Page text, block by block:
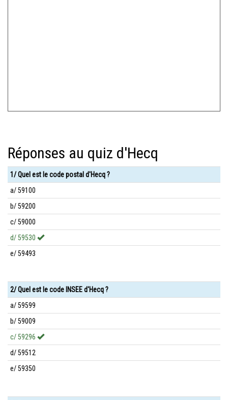
Réponses au quiz d'Hecq
1/ Quel est le code postal d'Hecq ?
a/ 59100
b/ 59200
c/ 59000
d/ 59530
e/ 59493
2/ Quel est le code INSEE d'Hecq ?
a/ 59599
b/ 59009
c/ 59296
d/ 59512
e/ 59350